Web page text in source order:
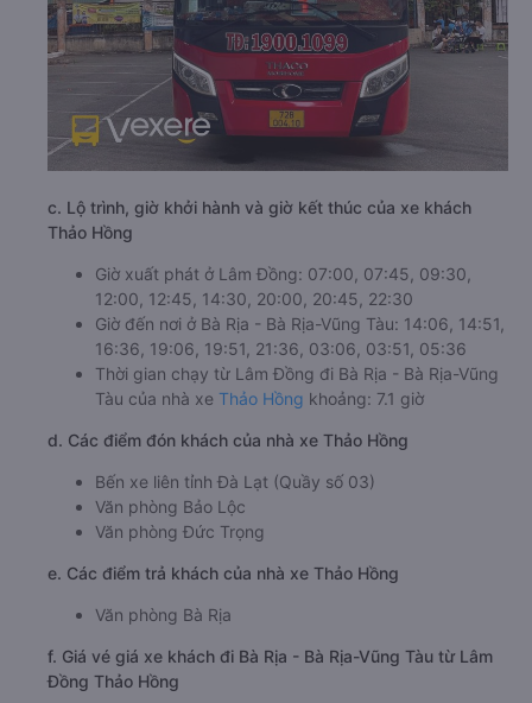
c. Lộ trình, giờ khởi hành và giờ kết thúc của xe khách
Thảo Hồng
Giờ xuất phát ở Lâm Đồng: 07:00, 07:45, 09:30,
12:00, 12:45, 14:30, 20:00, 20:45, 22:30
Giờ đến nơi ở Bà Rịa - Bà Rịa-Vũng Tàu: 14:06, 14:51,
16:36, 19:06, 19:51, 21:36, 03:06, 03:51, 05:36
Thời gian chạy từ Lâm Đồng đi Bà Rịa - Bà Rịa-Vũng
Tàu của nhà xe Thảo Hồng khoảng: 7.1 giờ
d. Các điểm đón khách của nhà xe Thảo Hồng
Bến xe liên tỉnh Đà Lạt (Quầy số 03)
Văn phòng Bảo Lộc
Văn phòng Đức Trọng
e. Các điểm trả khách của nhà xe Thảo Hồng
Văn phòng Bà Rịa
f. Giá vé giá xe khách đi Bà Rịa - Bà Rịa-Vũng Tàu từ Lâm
Đồng Thảo Hồng